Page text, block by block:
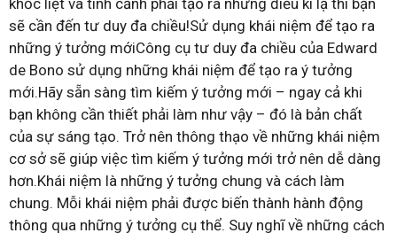
khốc liệt và tình cảnh phải tạo ra những điều kì lạ thì bạn
sẽ cần đến tư duy đa chiều!Sử dụng khái niệm để tạo ra
những ý tưởng mớiCông cụ tư duy đa chiều của Edward
de Bono sử dụng những khái niệm để tạo ra ý tưởng
mới.Hãy sẵn sàng tìm kiếm ý tưởng mới – ngay cả khi
bạn không cần thiết phải làm như vậy – đó là bản chất
của sự sáng tạo. Trở nên thông thạo về những khái niệm
cơ sở sẽ giúp việc tìm kiếm ý tưởng mới trở nên dễ dàng
hơn.Khái niệm là những ý tưởng chung và cách làm
chung. Mỗi khái niệm phải được biến thành hành động
thông qua những ý tưởng cụ thể. Suy nghĩ về những cách